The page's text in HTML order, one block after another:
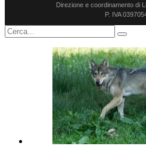
Direzione e coordinamento di
P. IVA